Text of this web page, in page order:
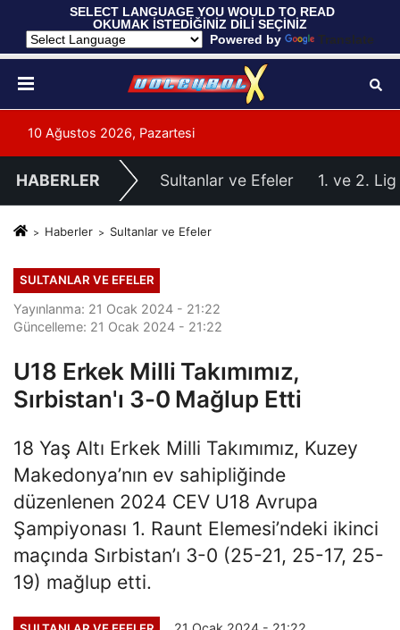
SELECT LANGUAGE YOU WOULD TO READ
OKUMAK İSTEDİĞİNİZ DİLİ SEÇİNİZ
Powered by
Translate
10 Ağustos 2026, Pazartesi
HABERLER Sultanlar ve Efeler 1. ve 2. Lig
Haberler Sultanlar ve Efeler
SULTANLAR VE EFELER
Yayınlanma: 21 Ocak 2024 - 21:22
Güncelleme: 21 Ocak 2024 - 21:22
U18 Erkek Milli Takımımız,
Sırbistan'ı 3-0 Mağlup Etti
18 Yaş Altı Erkek Milli Takımımız, Kuzey
Makedonya’nın ev sahipliğinde
düzenlenen 2024 CEV U18 Avrupa
Şampiyonası 1. Raunt Elemesi’ndeki ikinci
maçında Sırbistan’ı 3-0 (25-21, 25-17, 25-
19) mağlup etti.